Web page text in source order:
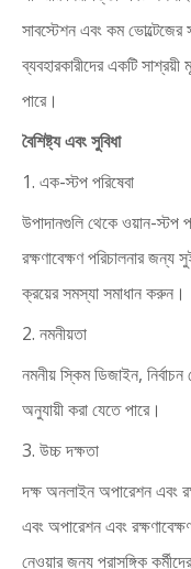
সাবস্টেশন এবং কম ভোল্টেজের
ব্যবহারকারীদের একটি
পারে।
বৈশিষ্ট্য এবং সুবিধা
1. এক-স্টপ পরিষেবা
উপাদানগুলি থেকে ওয়ান-স্টপ
রক্ষণাবেক্ষণ পরিচালনার জন্য
ক্রয়ের সমস্যা সমাধান করুন।
2. নমনীয়তা
নমনীয় স্কিম ডিজাইন,
অনুযায়ী করা যেতে পারে।
3. উচ্চ দক্ষতা
দক্ষ অনলাইন অপারেশন এবং
এবং অপারেশন এবং
নেওয়ার জন্য প্রাসঙ্গিক